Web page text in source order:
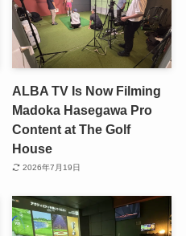
ALBA TV Is Now Filming
Madoka Hasegawa Pro
Content at The Golf
House
2026年7月19日